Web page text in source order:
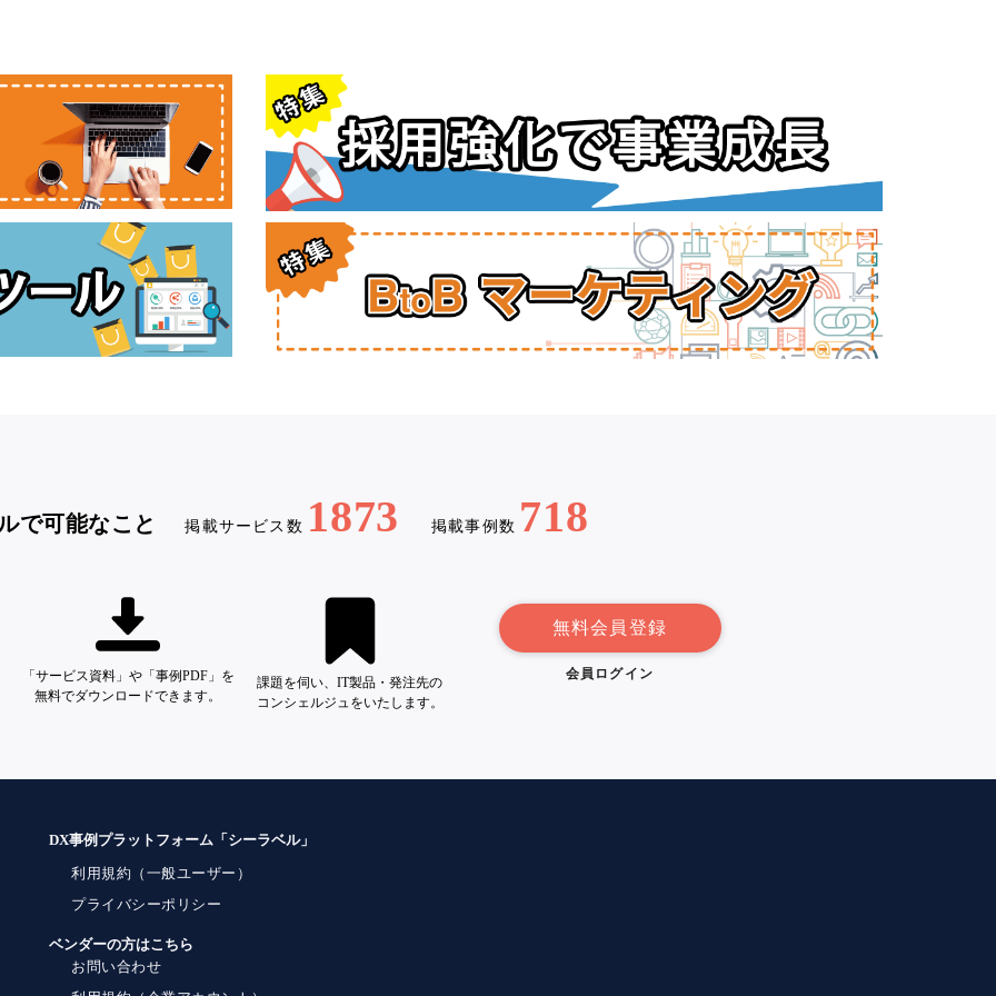
で可能なこと 掲載サービス数 1873 掲載事例数 718
「サービス資料」や「事例PDF」を
無料でダウンロードできます。
課題を伺い、IT製品・発注先の
コンシェルジュをいたします。
無料会員登録
会員ログイン
DX事例プラットフォーム「シーラベル」
利用規約（一般ユーザー）
プライバシーポリシー
ベンダーの方はこちら
お問い合わせ